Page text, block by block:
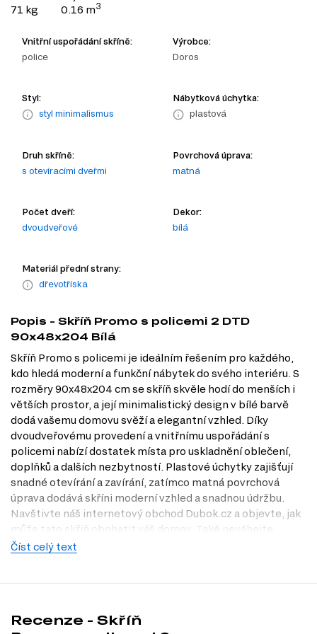
71 kg 0.16 m3
Vnitřní uspořádání skříně:
police
Výrobce:
Doros
Styl:
styl minimalismus
Nábytková úchytka:
plastová
Druh skříně:
s otevíracími dveřmi
Povrchová úprava:
matná
Počet dveří:
dvoudveřové
Dekor:
bílá
Materiál přední strany:
dřevotříska
Popis - Skříň Promo s policemi 2 DTD
90x48x204 Bílá
Skříň Promo s policemi je ideálním řešením pro každého,
kdo hledá moderní a funkční nábytek do svého interiéru. S
rozměry 90x48x204 cm se skříň skvěle hodí do menších i
větších prostor, a její minimalistický design v bílé barvě
dodá vašemu domovu svěží a elegantní vzhled. Díky
dvoudveřovému provedení a vnitřnímu uspořádání s
policemi nabízí dostatek místa pro uskladnění oblečení,
doplňků a dalších nezbytností. Plastové úchytky zajišťují
snadné otevírání a zavírání, zatímco matná povrchová
úprava dodává skříni moderní vzhled a snadnou údržbu.
Navštivte náš internetový obchod Dubok.cz a objevte, jak
může tato skříň obohatit váš domov. Také neváhejte
navštívit naši prodejnu v Praze, kde si můžete prohlédnout
které vám umožní vybrat si variantu, která nejlépe
Číst celý text
Recenze - Skříň